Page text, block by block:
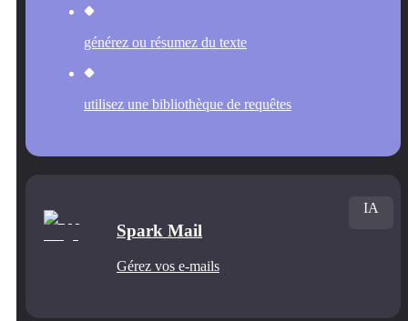
générez ou résumez du texte
utilisez une bibliothèque de requêtes
Spark Mail
Gérez vos e-mails
IA